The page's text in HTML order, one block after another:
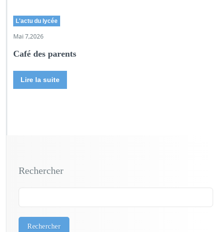
L'actu du lycée
Mai 7,2026
Café des parents
Lire la suite
Rechercher
Rechercher